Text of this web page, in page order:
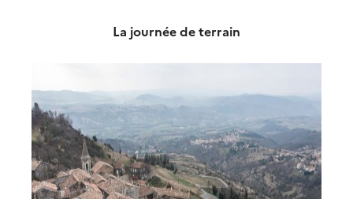
La journée de terrain